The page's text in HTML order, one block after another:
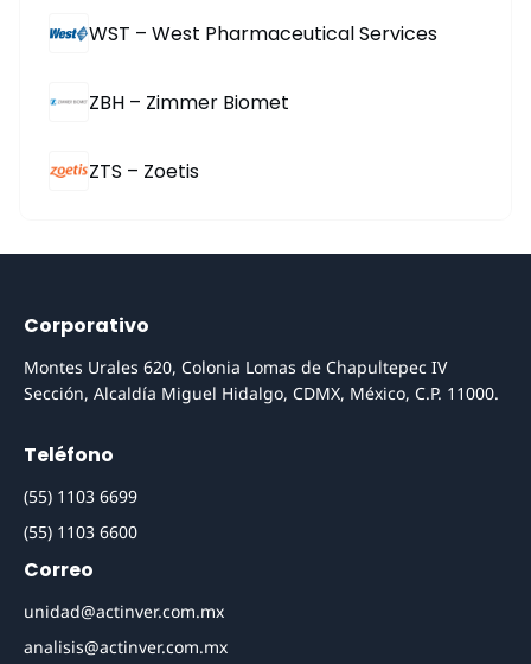
WST – West Pharmaceutical Services
ZBH – Zimmer Biomet
ZTS – Zoetis
Corporativo
Montes Urales 620, Colonia Lomas de Chapultepec IV
Sección, Alcaldía Miguel Hidalgo, CDMX, México, C.P. 11000.
Teléfono
(55) 1103 6699
(55) 1103 6600
Correo
unidad@actinver.com.mx
analisis@actinver.com.mx